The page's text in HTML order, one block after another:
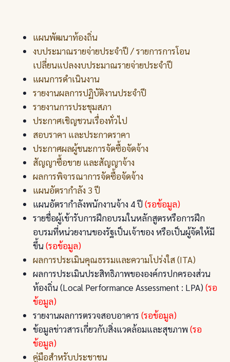
แผนพัฒนาท้องถิ่น
งบประมาณรายจ่ายประจำปี / รายการการโอน
เปลี่ยนแปลงงบประมาณรายจ่ายประจำปี
แผนการดำเนินงาน
รายงานผลการปฏิบัติงานประจำปี
รายงานการประชุมสภา
ประกาศเชิญชวนเรื่องทั่วไป
สอบราคา และประกาดราคา
ประกาศผลผู้ชนะการจัดซื้อจัดจ้าง
สัญญาซื้อขาย และสัญญาจ้าง
ผลการพิจารณาการจัดซื้อจัดจ้าง
แผนอัตรากำลัง 3 ปี
แผนอัตรากำลังพนักงานจ้าง 4 ปี(รอข้อมูล)
รายชื่อผู้เข้ารับการฝึกอบรมในหลักสูตรหรือการฝึก
อบรมที่หน่วยงานของรัฐเป็นเจ้าของ หรือเป็นผู้จัดให้มี
ขึ้น(รอข้อมูล)
ผลการประเมินคุณธรรมและความโปร่งใส (ITA)
ผลการประเมินประสิทธิภาพขององค์กรปกครองส่วน
ท้องถิ่น (Local Performance Assessment : LPA) (รอ
ข้อมูล)
รายงานผลการตรวจสอบอาคาร (รอข้อมูล)
ข้อมูลข่าวสารเกี่ยวกับสิ่งแวดล้อมและสุขภาพ(รอ
ข้อมูล)
คู่มือสำหรับประชาชน